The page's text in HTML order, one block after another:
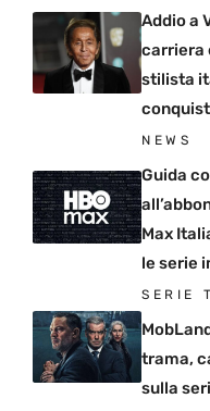
Addio a
carriera
stilista
NEWS
Guida
Max
le serie
SERIE
trama,
sulla